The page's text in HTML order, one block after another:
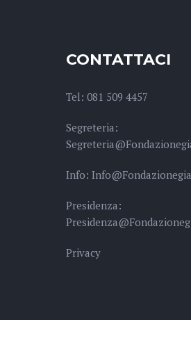
CONTATTACI
Tel: 081 509 4457
Segreteria:
Info:
Presidenza:
Privacy